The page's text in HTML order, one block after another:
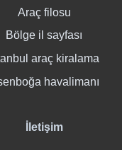
Araç filosu
Bölge il sayfası
araç kiralama
havalimanı
İletişim